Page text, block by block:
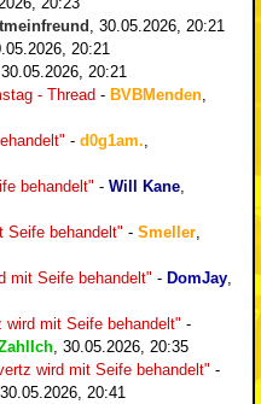
30.05.2026, 20:21
20:21
30.05.2026, 20:21
- Thread - BVBMenden
- d0g1am.
behandelt" - Will Kane
Seife behandelt" - Smeller
mit Seife behandelt" - DomJay
wird mit Seife behandelt" -
30.05.2026, 20:35
wird mit Seife behandelt" -
30.05.2026, 20:41